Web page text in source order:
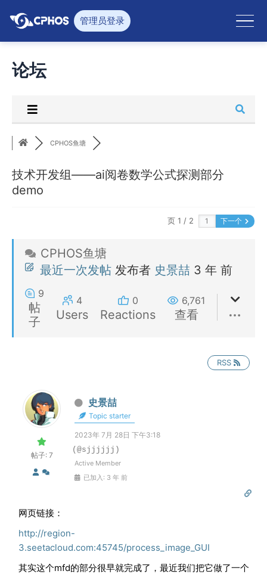
管理员登录
论坛
CPHOS鱼塘
技术开发组——ai阅卷数学公式探测部分
demo
页 1 / 2 下一个
CPHOS鱼塘
最近一次发帖 发布者 史景喆 3 年 前
9
帖
子
4
Users
0
Reactions
6,761
查看
RSS
帖子: 7
史景喆
Topic starter
2023年 7月 28日 下午3:18
(@sjjjjjj)
Active Member
已加入: 3 年 前
网页链接：
http://region-
3.seetacloud.com:45745/process_image_GUI
其实这个mfd的部分很早就完成了，最近我们把它做了一个